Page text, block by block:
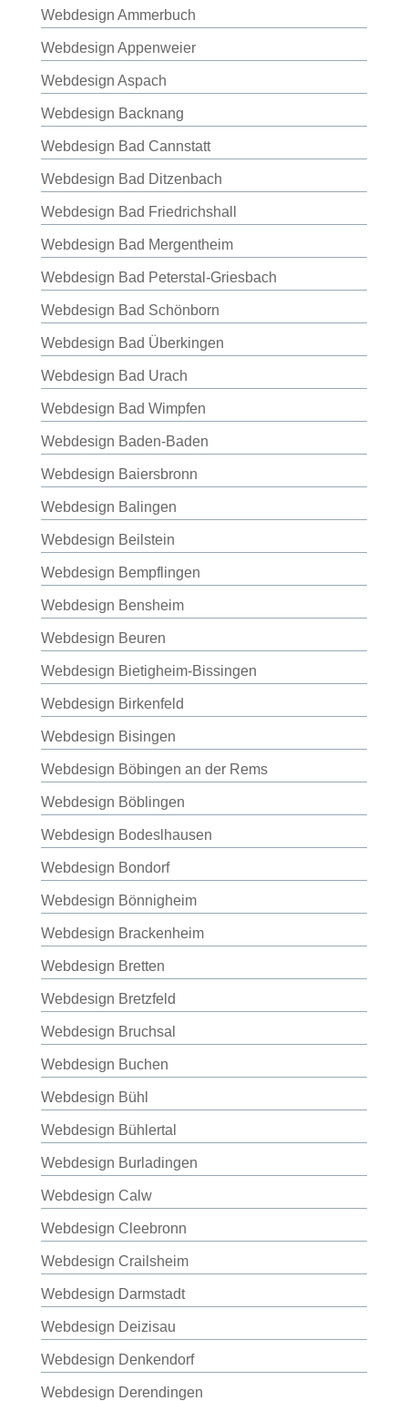
Webdesign Ammerbuch
Webdesign Appenweier
Webdesign Aspach
Webdesign Backnang
Webdesign Bad Cannstatt
Webdesign Bad Ditzenbach
Webdesign Bad Friedrichshall
Webdesign Bad Mergentheim
Webdesign Bad Peterstal-Griesbach
Webdesign Bad Schönborn
Webdesign Bad Überkingen
Webdesign Bad Urach
Webdesign Bad Wimpfen
Webdesign Baden-Baden
Webdesign Baiersbronn
Webdesign Balingen
Webdesign Beilstein
Webdesign Bempflingen
Webdesign Bensheim
Webdesign Beuren
Webdesign Bietigheim-Bissingen
Webdesign Birkenfeld
Webdesign Bisingen
Webdesign Böbingen an der Rems
Webdesign Böblingen
Webdesign Bodeslhausen
Webdesign Bondorf
Webdesign Bönnigheim
Webdesign Brackenheim
Webdesign Bretten
Webdesign Bretzfeld
Webdesign Bruchsal
Webdesign Buchen
Webdesign Bühl
Webdesign Bühlertal
Webdesign Burladingen
Webdesign Calw
Webdesign Cleebronn
Webdesign Crailsheim
Webdesign Darmstadt
Webdesign Deizisau
Webdesign Denkendorf
Webdesign Derendingen